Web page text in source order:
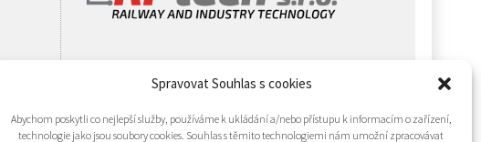
Spravovat Souhlas s cookies
Abychom poskytli co nejlepší služby, používáme k ukládání a/nebo přístupu k informacím o zařízení,
technologie jako jsou soubory cookies. Souhlas s těmito technologiemi nám umožní zpracovávat